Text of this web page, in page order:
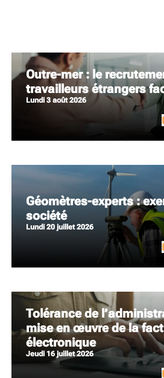
M'INFORME
Outre-mer : le
travailleurs étrangers
lundi 3 août 2026
Géomètres-experts :
société
lundi 20 juillet 2026
Tolérance de
mise en œuvre de la
électronique
jeudi 16 juillet 2026